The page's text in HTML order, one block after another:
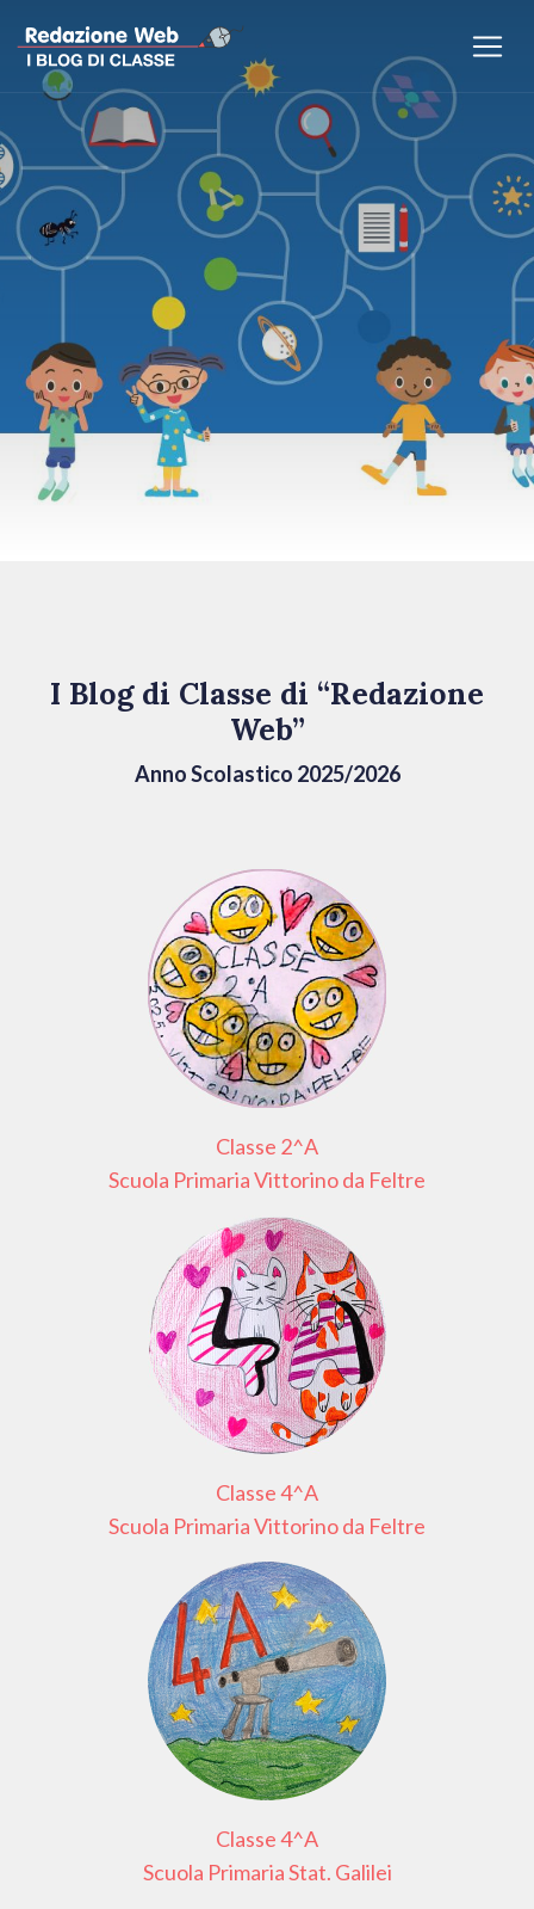
I Blog di Classe di “Redazione
Web”
Anno Scolastico 2025/2026
Classe 2^A
Scuola Primaria Vittorino da Feltre
Classe 4^A
Scuola Primaria Vittorino da Feltre
Classe 4^A
Scuola Primaria Stat. Galilei